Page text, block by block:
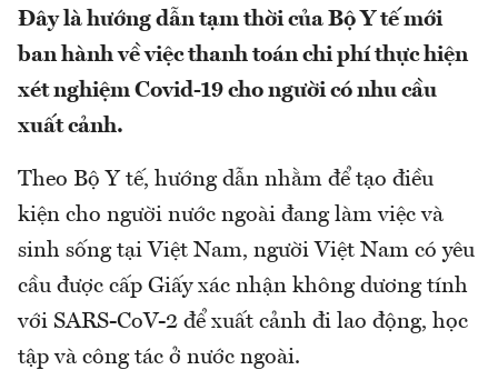
Đây là hướng dẫn tạm thời của Bộ Y tế mới
ban hành về việc thanh toán chi phí thực hiện
xét nghiệm Covid-19 cho người có nhu cầu
xuất cảnh.
Theo Bộ Y tế, hướng dẫn nhằm để tạo điều
kiện cho người nước ngoài đang làm việc và
sinh sống tại Việt Nam, người Việt Nam có yêu
cầu được cấp Giấy xác nhận không dương tính
với SARS-CoV-2 để xuất cảnh đi lao động, học
tập và công tác ở nước ngoài.